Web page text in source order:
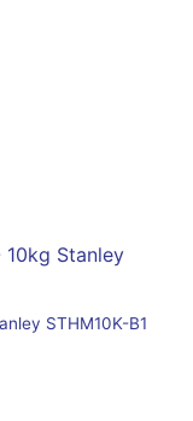
STHM10K-B1